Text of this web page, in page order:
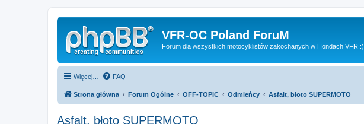
VFR-OC Poland ForuM
Forum dla wszystkich motocyklistów zakochanych w Hondach VFR :)
Więcej… FAQ
Strona główna Forum Ogólne OFF-TOPIC Odmieńcy Asfalt, błoto SUPERMOTO
Asfalt, błoto SUPERMOTO